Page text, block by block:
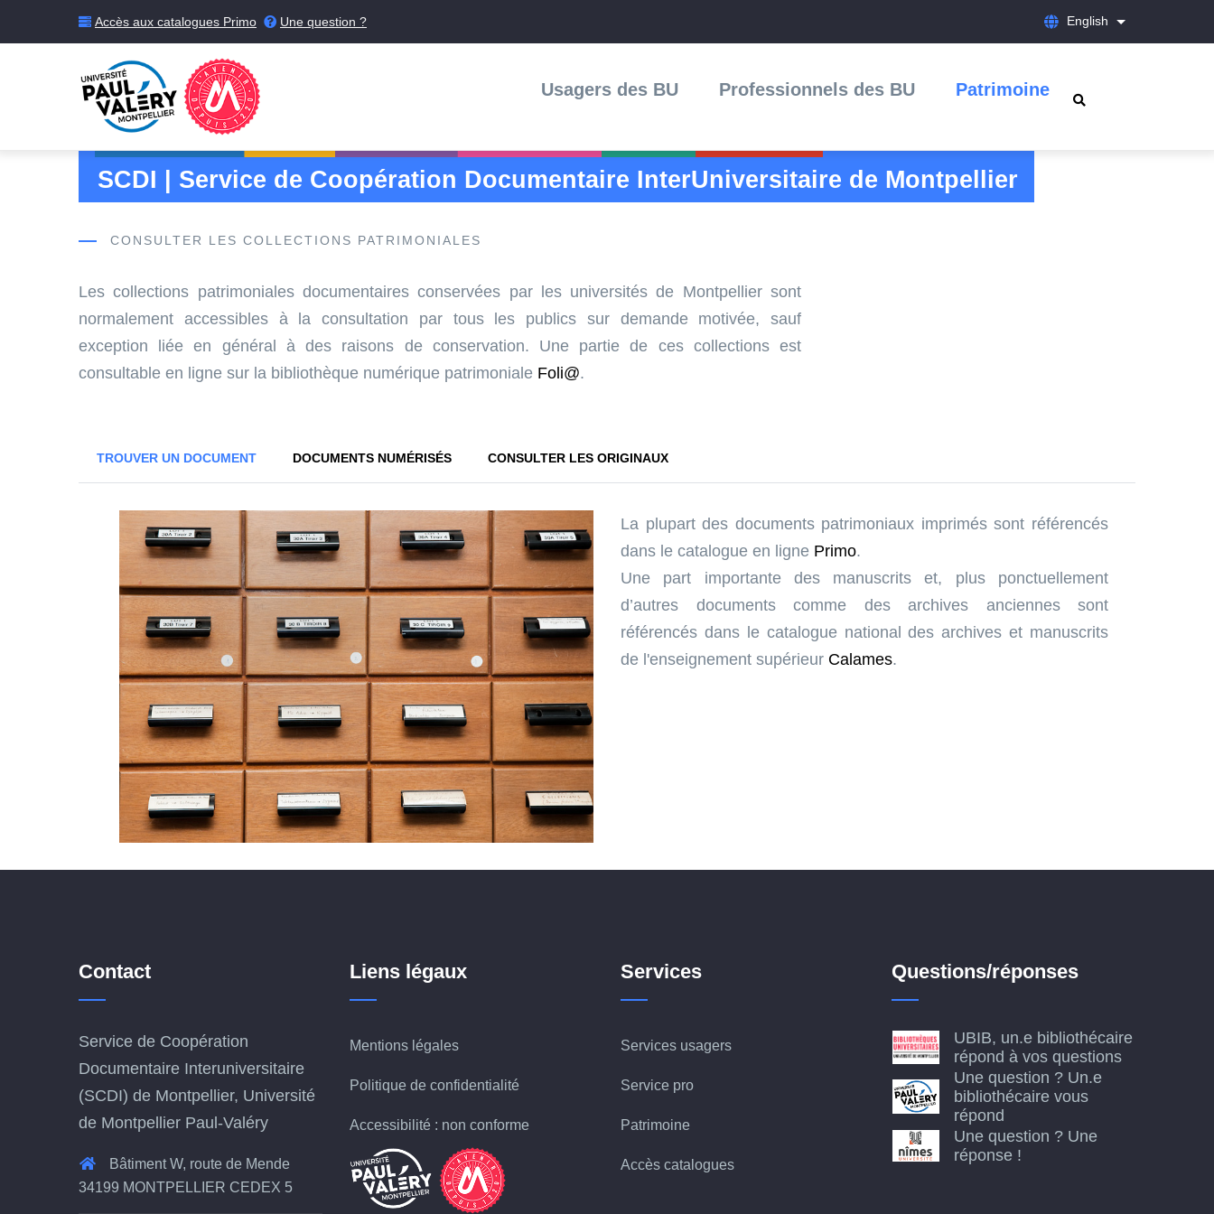
to
Accès aux catalogues Primo Une question ? English List additional
Daudo
Usagers des BU Professionnels des BU Patrimoine
SCDI | Service de Coopération Documentaire InterUniversitaire de Montpellier
CONSULTER LES COLLECTIONS PATRIMONIALES
Les collections patrimoniales documentaires conservées par les universités de Montpellier sont
normalement accessibles à la consultation par tous les publics sur demande motivée, sauf
exception liée en général à des raisons de conservation. Une partie de ces collections est
consultable en ligne sur la bibliothèque numérique patrimoniale Foli@.
TROUVER UN DOCUMENT DOCUMENTS NUMÉRISÉS CONSULTER LES ORIGINAUX
La plupart des documents patrimoniaux imprimés sont référencés
dans le catalogue en ligne Primo.
Une part importante des manuscrits et, plus ponctuellement
d’autres documents comme des archives anciennes sont
référencés dans le catalogue national des archives et manuscrits
de l'enseignement supérieur Calames.
Contact
Service de Coopération
Documentaire Interuniversitaire
(SCDI) de Montpellier, Université
de Montpellier Paul-Valéry
Bâtiment W, route de Mende
34199 MONTPELLIER CEDEX 5
Liens légaux
Mentions légales
Politique de confidentialité
Accessibilité : non conforme
Services
Services usagers
Service pro
Patrimoine
Accès catalogues
Questions/réponses
UBIB, un.e bibliothécaire
répond à vos questions
Une question ? Un.e
bibliothécaire vous
répond
Une question ? Une
réponse !